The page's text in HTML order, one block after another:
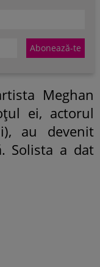
Meghan
ei, actorul
au devenit
Solista a dat